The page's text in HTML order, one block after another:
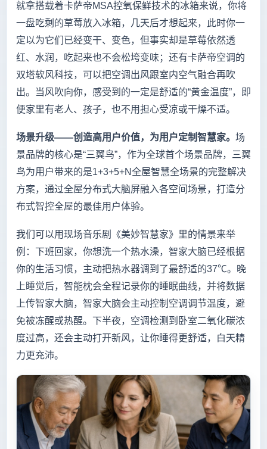
就拿搭载着卡萨帝MSA控氧保鲜技术的冰箱来说，你将
一盘吃剩的草莓放入冰箱，几天后才想起来，此时你一
定以为它们已经变干、变色，但事实却是草莓依然透
红、水润，吃起来也不会松垮变味；还有卡萨帝空调的
双塔软风科技，可以把空调出风跟室内空气融合再吹
出。当风吹向你，感受到的一定是舒适的“黄金温度”，即
便家里有老人、孩子，也不用担心受凉或干燥不适。
场景升级——创造高用户价值，为用户定制智慧家。 场
景品牌的核心是“三翼鸟”，作为全球首个场景品牌，三翼
鸟为用户带来的是1+3+5+N全屋智慧全场景的完整解决
方案，通过全屋分布式大脑屏融入各空间场景，打造分
布式智控全屋的最佳用户体验。
我们可以用现场音乐剧《美妙智慧家》里的情景来举
例：下班回家，你想洗一个热水澡，智家大脑已经根据
你的生活习惯，主动把热水器调到了最舒适的37℃。晚
上睡觉后，智能枕会全程记录你的睡眠曲线，并将数据
上传智家大脑，智家大脑会主动控制空调调节温度，避
免被冻醒或热醒。下半夜，空调检测到卧室二氧化碳浓
度过高，还会主动打开新风，让你睡得更舒适，白天精
力更充沛。